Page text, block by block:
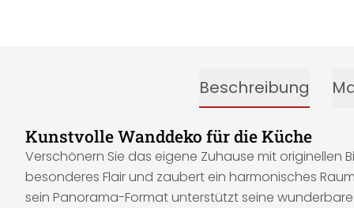
Beschreibung
Kunstvolle Wanddeko für die Küche
Verschönern Sie das eigene Zuhause mit originellen
besonderes Flair und zaubert ein harmonisches
sein Panorama-Format unterstützt seine